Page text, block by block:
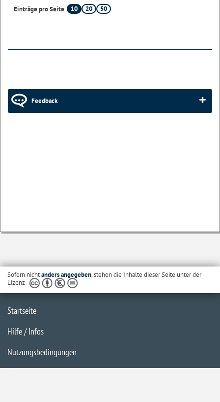
Einträge pro Seite
10 20 50
Feedback
Sofern nichtanders angegeben, stehen die Inhalte dieser Seite unter der
Lizenz
Startseite
Hilfe / Infos
Nutzungsbedingungen